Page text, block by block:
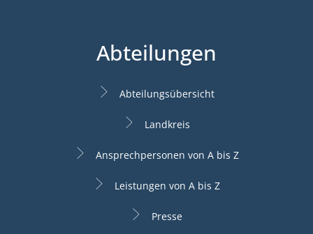
Abteilungen
Abteilungsübersicht
Landkreis
Ansprechpersonen von A bis Z
Leistungen von A bis Z
Presse